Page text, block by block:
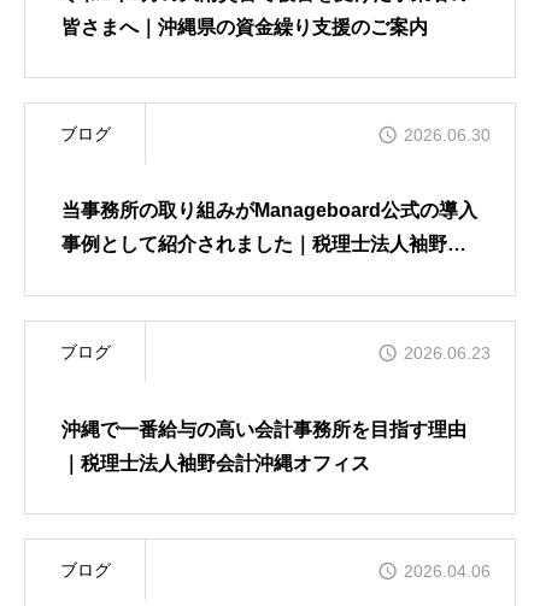
皆さまへ｜沖縄県の資金繰り支援のご案内
ブログ 2026.06.30
当事務所の取り組みがManageboard公式の導入
事例として紹介されました｜税理士法人袖野会
ブログ 2026.06.23
沖縄で一番給与の高い会計事務所を目指す理由
｜税理士法人袖野会計沖縄オフィス
ブログ 2026.04.06